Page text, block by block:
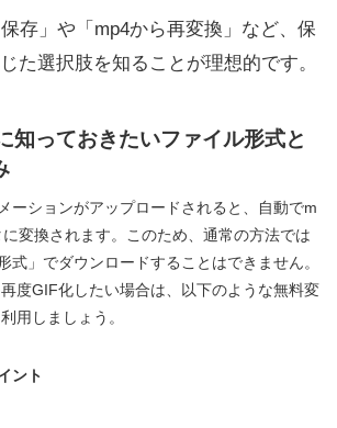
保存」や「mp4から再変換」など、保
た選択肢を知ることが理想的です。
知っておきたいファイル形式と
ーションがアップロードされると、自動でm
変換されます。このため、通常の方法では
式」でダウンロードすることはできません。
度GIF化したい場合は、以下のような無料変
用しましょう。
ント